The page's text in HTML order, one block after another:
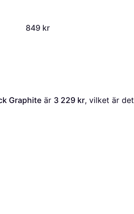
849 kr
Graphite är 3 229 kr, vilket är det